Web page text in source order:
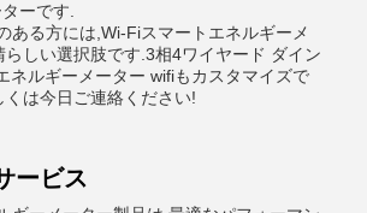
ーです.
ある方には,Wi-Fiスマートエネルギーメ
らしい選択肢です.3相4ワイヤード ダイン
ネルギーメーター wifiもカスタマイズで
くは今日ご連絡ください!
ービス